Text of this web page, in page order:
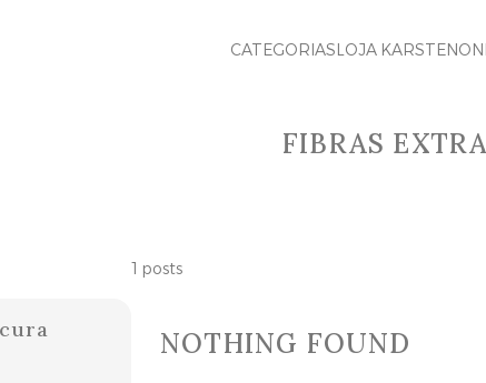
CATEGORIASLOJA KARSTEN
FIBRAS
1 posts
NOTHING FOUND